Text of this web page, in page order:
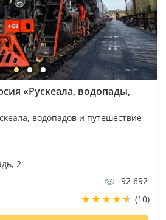
«Рускеала, водопады,
водопадов и путешествие
2
92 692
(10)